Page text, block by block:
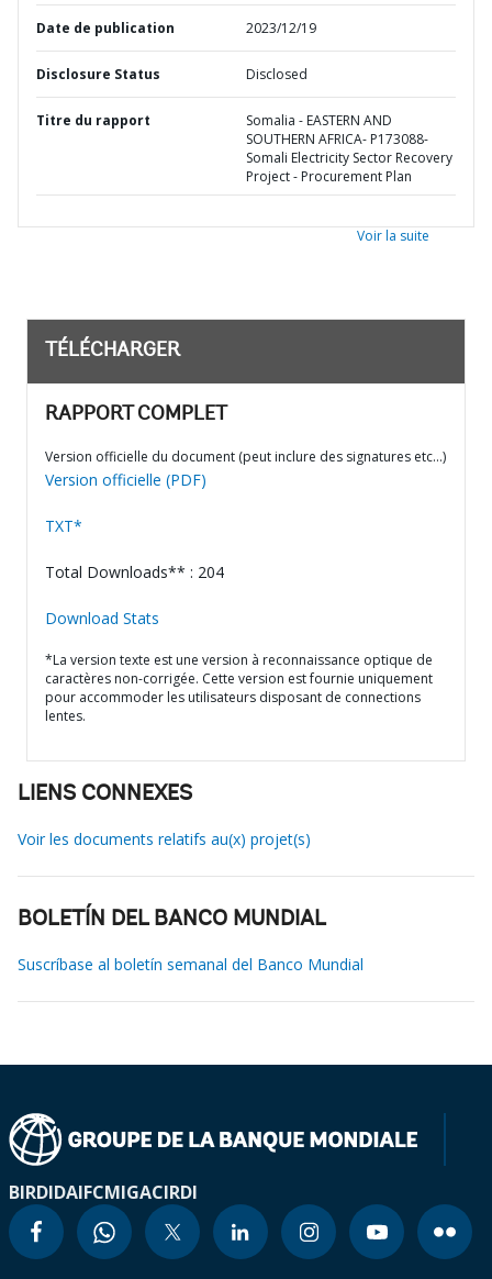
Date de publication 2023/12/19
Disclosure Status Disclosed
Titre du rapport
Somalia - EASTERN AND
SOUTHERN AFRICA- P173088-
Somali Electricity Sector Recovery
Project - Procurement Plan
Voir la suite
TÉLÉCHARGER
RAPPORT COMPLET
Version officielle du document (peut inclure des signatures etc…)
Version officielle (PDF)
TXT*
Total Downloads** : 204
Download Stats
*La version texte est une version à reconnaissance optique de
caractères non-corrigée. Cette version est fournie uniquement
pour accommoder les utilisateurs disposant de connections
lentes.
LIENS CONNEXES
Voir les documents relatifs au(x) projet(s)
BOLETÍN DEL BANCO MUNDIAL
Suscríbase al boletín semanal del Banco Mundial
BIRDIDAIFCMIGACIRDI